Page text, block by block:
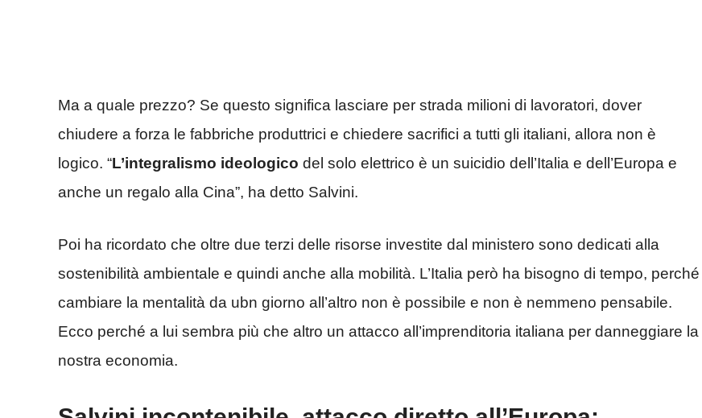
Ma a quale prezzo? Se questo significa lasciare per strada milioni di lavoratori, dover
chiudere a forza le fabbriche produttrici e chiedere sacrifici a tutti gli italiani, allora non è
logico. “L’integralismo ideologico del solo elettrico è un suicidio dell’Italia e dell’Europa e
anche un regalo alla Cina”, ha detto Salvini.
Poi ha ricordato che oltre due terzi delle risorse investite dal ministero sono dedicati alla
sostenibilità ambientale e quindi anche alla mobilità. L’Italia però ha bisogno di tempo, perché
cambiare la mentalità da ubn giorno all’altro non è possibile e non è nemmeno pensabile.
Ecco perché a lui sembra più che altro un attacco all’imprenditoria italiana per danneggiare la
nostra economia.